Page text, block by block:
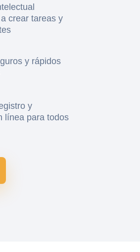
crear tareas y
y rápidos
y
línea para todos